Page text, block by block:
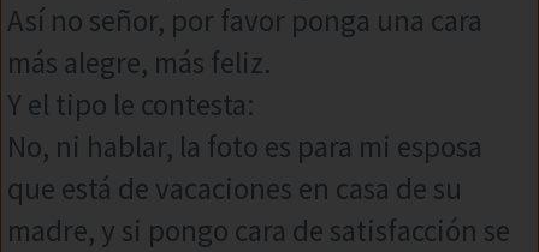
Así no señor, por favor ponga una cara
más alegre, más feliz.
Y el tipo le contesta:
No, ni hablar, la foto es para mi esposa
que está de vacaciones en casa de su
madre, y si pongo cara de satisfacción se